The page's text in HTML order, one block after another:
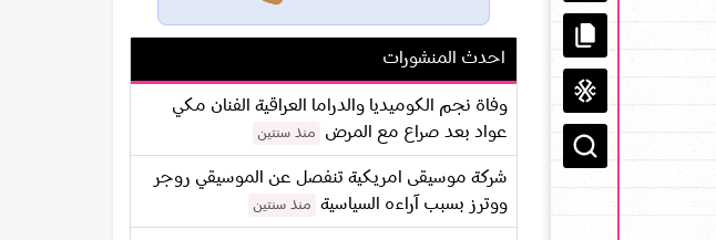
احدث المنشورات
وفاة نجم الكوميديا والدراما العراقية الفنان مكي
عواد بعد صراع مع المرض
منذ سنتين
شركة موسيقى امريكية تنفصل عن الموسيقي روجر
ووترز بسبب آراءه السياسية
منذ سنتين